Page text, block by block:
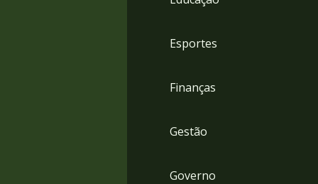
Esportes
Finanças
Gestão
Governo